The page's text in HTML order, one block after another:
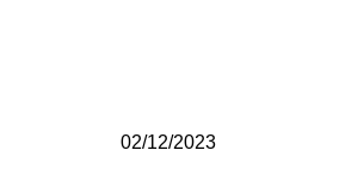
02/12/2023